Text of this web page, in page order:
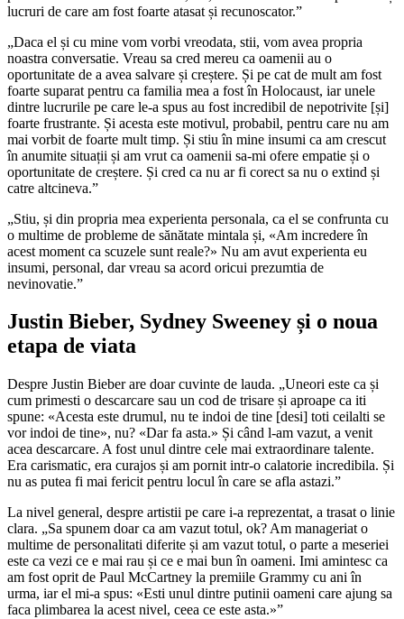
lucruri de care am fost foarte atasat și recunoscator.”
„Daca el și cu mine vom vorbi vreodata, stii, vom avea propria
noastra conversatie. Vreau sa cred mereu ca oamenii au o
oportunitate de a avea salvare și creștere. Și pe cat de mult am fost
foarte suparat pentru ca familia mea a fost în Holocaust, iar unele
dintre lucrurile pe care le-a spus au fost incredibil de nepotrivite [și]
foarte frustrante. Și acesta este motivul, probabil, pentru care nu am
mai vorbit de foarte mult timp. Și stiu în mine insumi ca am crescut
în anumite situații și am vrut ca oamenii sa-mi ofere empatie și o
oportunitate de creștere. Și cred ca nu ar fi corect sa nu o extind și
catre altcineva.”
„Stiu, și din propria mea experienta personala, ca el se confrunta cu
o multime de probleme de sănătate mintala și, «Am incredere în
acest moment ca scuzele sunt reale?» Nu am avut experienta eu
insumi, personal, dar vreau sa acord oricui prezumtia de
nevinovatie.”
Justin Bieber, Sydney Sweeney și o noua
etapa de viata
Despre Justin Bieber are doar cuvinte de lauda. „Uneori este ca și
cum primesti o descarcare sau un cod de trisare și aproape ca iti
spune: «Acesta este drumul, nu te indoi de tine [desi] toti ceilalti se
vor indoi de tine», nu? «Dar fa asta.» Și când l-am vazut, a venit
acea descarcare. A fost unul dintre cele mai extraordinare talente.
Era carismatic, era curajos și am pornit intr-o calatorie incredibila. Și
nu as putea fi mai fericit pentru locul în care se afla astazi.”
La nivel general, despre artistii pe care i-a reprezentat, a trasat o linie
clara. „Sa spunem doar ca am vazut totul, ok? Am manageriat o
multime de personalitati diferite și am vazut totul, o parte a meseriei
este ca vezi ce e mai rau și ce e mai bun în oameni. Imi amintesc ca
am fost oprit de Paul McCartney la premiile Grammy cu ani în
urma, iar el mi-a spus: «Esti unul dintre putinii oameni care ajung sa
faca plimbarea la acest nivel, ceea ce este asta.»”